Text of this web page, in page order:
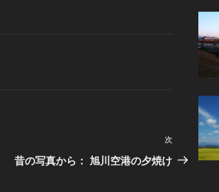
次
の
次
昔の写真から： 旭川空港の夕焼け